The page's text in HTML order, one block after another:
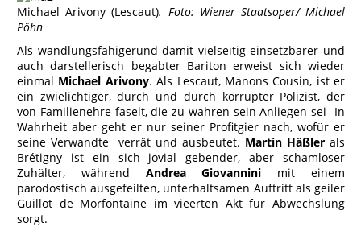
Michael Arivony (Lescaut). Foto: Wiener Staatsoper/ Michael
Pöhn
Als wandlungsfähigerund damit vielseitig einsetzbarer und
auch darstellerisch begabter Bariton erweist sich wieder
einmal Michael Arivony. Als Lescaut, Manons Cousin, ist er
ein zwielichtiger, durch und durch korrupter Polizist, der
von Familienehre faselt, die zu wahren sein Anliegen sei- In
Wahrheit aber geht er nur seiner Profitgier nach, wofür er
seine Verwandte verrät und ausbeutet. Martin Häßler als
Brétigny ist ein sich jovial gebender, aber schamloser
Zuhälter, während Andrea Giovannini mit einem
parodostisch ausgefeilten, unterhaltsamen Auftritt als geiler
Guillot de Morfontaine im vieerten Akt für Abwechslung
sorgt.